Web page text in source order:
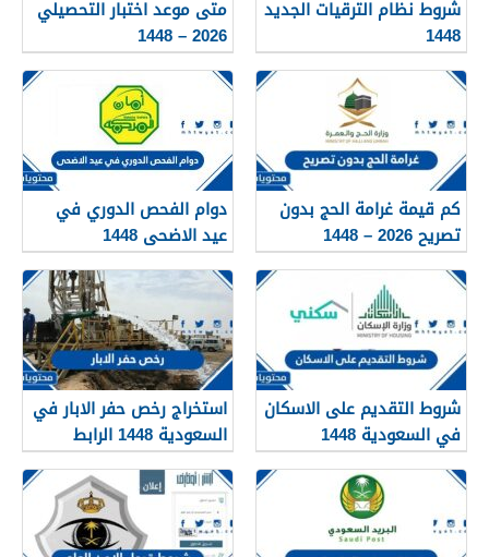
شروط نظام الترقيات الجديد
1448
متى موعد اختبار التحصيلي
2026 – 1448
كم قيمة غرامة الحج بدون
تصريح 2026 – 1448
دوام الفحص الدوري في
عيد الاضحى 1448
شروط التقديم على الاسكان
في السعودية 1448
استخراج رخص حفر الابار في
السعودية 1448 الرابط
والشروط بالتفصيل